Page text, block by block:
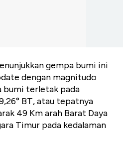
gempa bumi ini
dengan magnitudo
bumi terletak pada
BT, atau tepatnya
49 Km arah Barat Daya
Timur pada kedalaman